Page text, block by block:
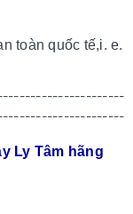
toàn quốc tế,i. e.
Ly Tâm hãng